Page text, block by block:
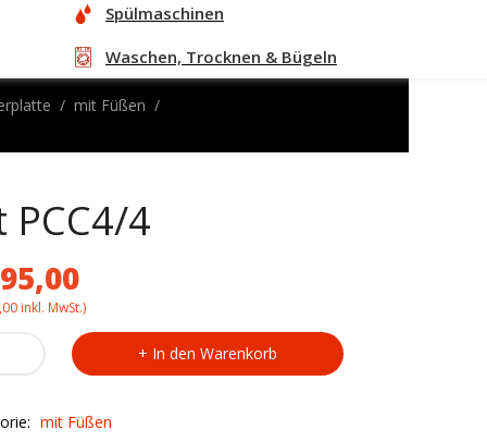
Spülmaschinen
Waschen, Trocknen & Bügeln
mit Füßen
4
inkl. MwSt.)
In den Warenkorb
mit Füßen